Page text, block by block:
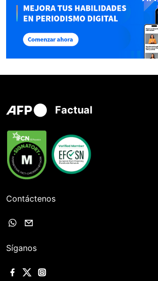
Factual
Contáctenos
Síganos